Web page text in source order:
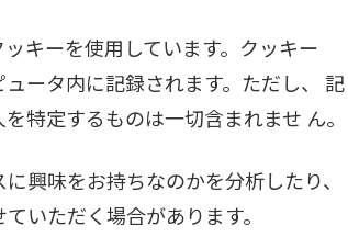
キーを使用しています。クッキー
ータ内に記録されます。ただし、 記
特定するものは一切含まれませ ん。
興味をお持ちなのかを分析したり、
いただく場合があります。